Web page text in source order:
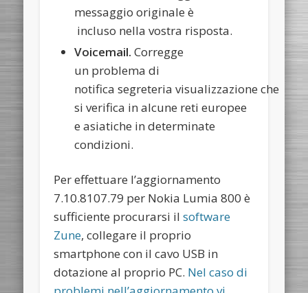
messaggio originale è
incluso nella vostra risposta.
Voicemail. Corregge
un problema di
notifica segreteria visualizzazione che
si verifica in alcune reti europee
e asiatiche in determinate
condizioni.
Per effettuare l’aggiornamento
7.10.8107.79 per Nokia Lumia 800 è
sufficiente procurarsi ilsoftware
Zune, collegare il proprio
smartphone con il cavo USB in
dotazione al proprio PC. Nel caso di